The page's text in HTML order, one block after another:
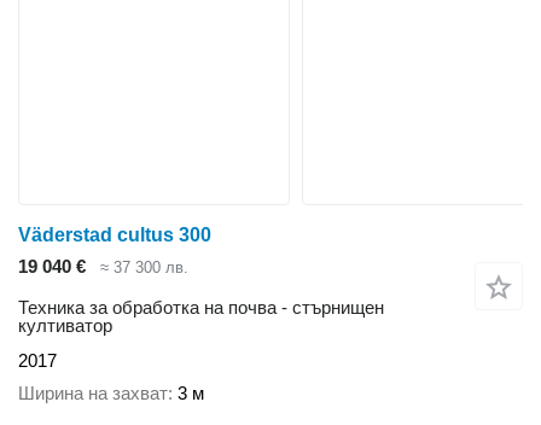
Väderstad cultus 300
19 040 €
≈ 37 300 лв.
Техника за обработка на почва - стърнищен
култиватор
2017
Ширина на захват 3 м